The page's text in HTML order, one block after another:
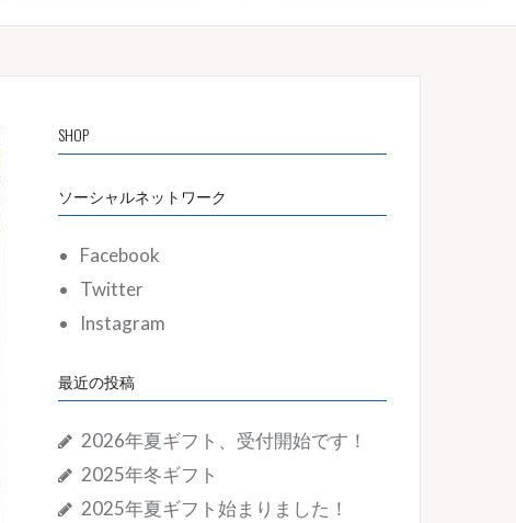
SHOP
ソーシャルネットワーク
Facebook
Twitter
Instagram
最近の投稿
2026年夏ギフト、受付開始です！
2025年冬ギフト
2025年夏ギフト始まりました！